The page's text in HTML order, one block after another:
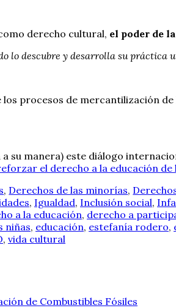
derecho cultural, el poder de
lo descubre y desarrolla su práctica
procesos de mercantilización de
su manera) este diálogo
el derecho a la educación
, Derechos de las minorías,
, Igualdad, Inclusión social,
a la educación, derecho a
niñas, educación, estefanía rodero,
, vida cultural
de Combustibles Fósiles